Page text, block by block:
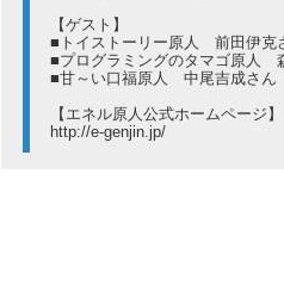
【ゲスト】
■トイストーリー原人 前田伊克
■プログラミングのタマゴ原人
■甘～い口福原人 中尾吉成さん
【エネル原人公式ホームページ】
http://e-genjin.jp/